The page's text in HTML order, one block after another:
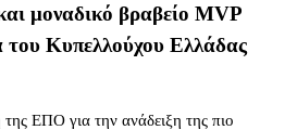
μοναδικό βραβείο MVP
του Κυπελλούχου Ελλάδας
ΕΠΟ για την ανάδειξη της πιο